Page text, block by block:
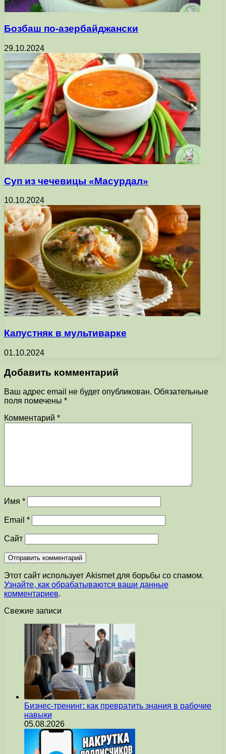
Бозбаш по-азербайджански
29.10.2024
Суп из чечевицы «Масурдал»
10.10.2024
Капустняк в мультиварке
01.10.2024
Добавить комментарий
Ваш адрес email не будет опубликован. Обязательные
поля помечены *
Комментарий *
Имя *
Email *
Сайт
Этот сайт использует Akismet для борьбы со спамом.
Узнайте, как обрабатываются ваши данные
комментариев.
Свежие записи
Бизнес-тренинг: как превратить знания в рабочие
навыки
05.08.2026